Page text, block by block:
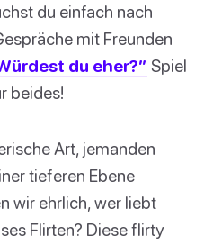
du einfach nach
mit Freunden
du eher?” Spiel
beides!
Art, jemanden
tieferen Ebene
wir ehrlich, wer liebt
Flirten? Diese flirty